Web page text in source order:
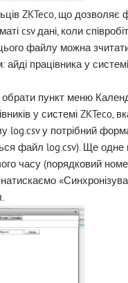
ZKTeco, що дозволяє
csv дані, коли
файлу можна
працівника у
пункт меню
у системі ZKTeco,
у потрібний
файл log.csv). Ще
часу (порядковий